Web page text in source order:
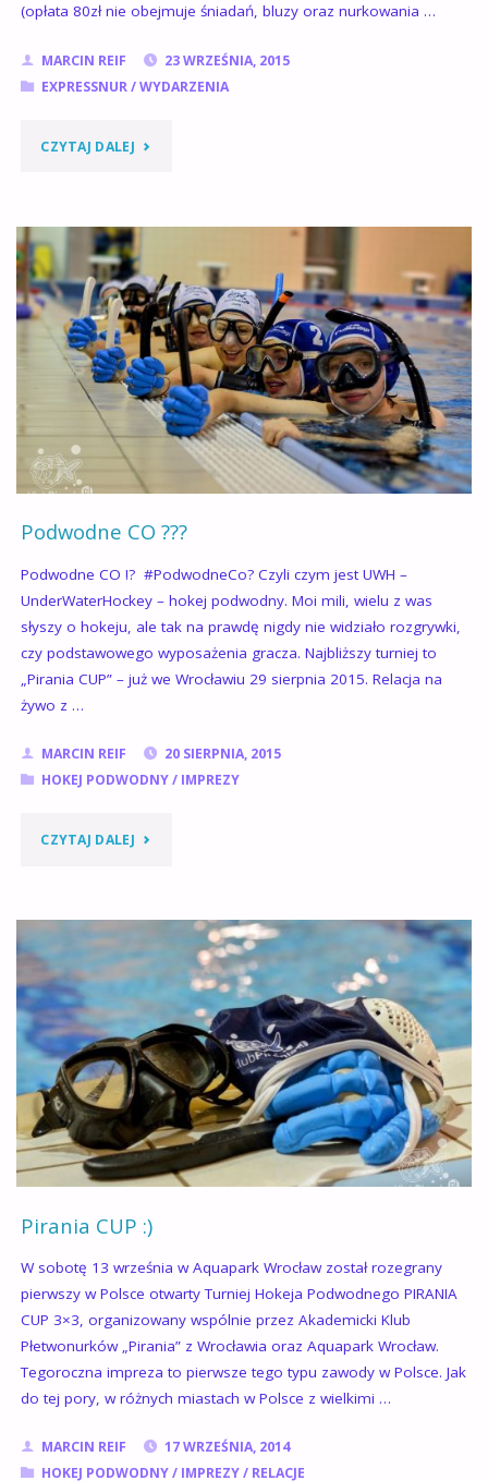
(opłata 80zł nie obejmuje śniadań, bluzy oraz nurkowania …
MARCIN REIF
23 WRZEŚNIA, 2015
EXPRESSNUR/WYDARZENIA
CZYTAJ DALEJ"ZAKOŃCZENIE
ŁAGÓW
2015
I
SPRZĄTANIE
JEZIORA"
Podwodne CO ???
Podwodne CO !? ‪ #‎PodwodneCo? Czyli czym jest UWH –
UnderWaterHockey – hokej podwodny. Moi mili, wielu z was
słyszy o hokeju, ale tak na prawdę nigdy nie widziało rozgrywki,
czy podstawowego wyposażenia gracza. Najbliższy turniej to
„Pirania CUP” – już we Wrocławiu 29 sierpnia 2015. Relacja na
żywo z …
MARCIN REIF
20 SIERPNIA, 2015
HOKEJ PODWODNY/ IMPREZY
CZYTAJ DALEJ"PODWODNE
???"
Pirania CUP :)
W sobotę 13 września w Aquapark Wrocław został rozegrany
pierwszy w Polsce otwarty Turniej Hokeja Podwodnego PIRANIA
CUP 3×3, organizowany wspólnie przez Akademicki Klub
Płetwonurków „Pirania” z Wrocławia oraz Aquapark Wrocław.
Tegoroczna impreza to pierwsze tego typu zawody w Polsce. Jak
do tej pory, w różnych miastach w Polsce z wielkimi …
MARCIN REIF
17 WRZEŚNIA, 2014
HOKEJ PODWODNY/ IMPREZY/ RELACJE